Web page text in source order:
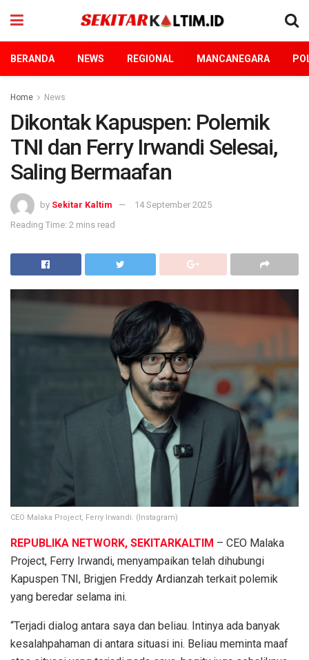
BERANDA NEWS REGIONAL MANCANEGARA
Home News
Dikontak Kapuspen: Polemik
TNI dan Ferry Irwandi Selesai,
Saling Bermaafan
by Sekitar Kaltim
14 September 2025
Reading Time: 2 mins read
CEO Malaka Project, Ferry Irwandi. (Instagram)
REPUBLIKA NETWORK, SEKITARKALTIM – CEO Malaka
Project, Ferry Irwandi, menyampaikan telah dihubungi
Kapuspen TNI, Brigjen Freddy Ardianzah terkait polemik
yang beredar selama ini.
“Terjadi dialog antara saya dan beliau. Intinya ada banyak
kesalahpahaman di antara situasi ini. Beliau meminta maaf